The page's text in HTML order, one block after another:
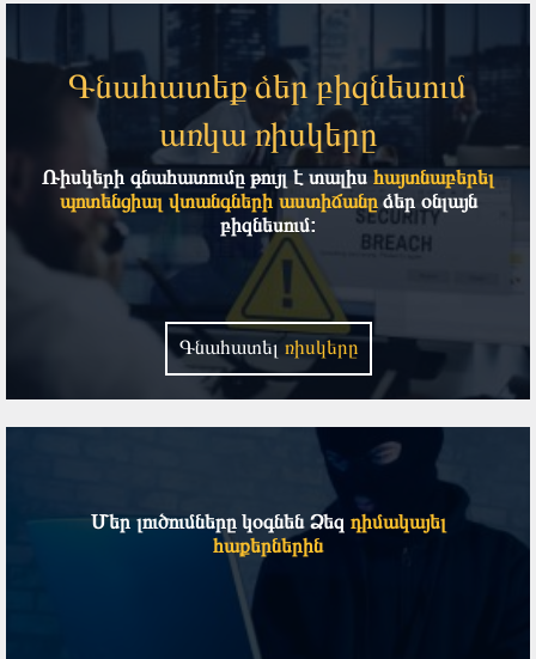
Գնահատեք ձեր բիզնեսում
առկա ռիսկերը
Ռիսկերի գնահատումը թույլ է տալիս հայտնաբերել
պոտենցիալ վտանգների աստիճանըձեր օնլայն
բիզնեսում:
Գնահատել ռիսկերը
Մեր լուծումները կօգնեն Ձեզ դիմակայել
հաքերներին